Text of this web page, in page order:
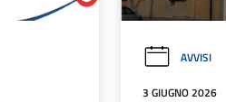
AVVISI
3 GIUGNO 2026